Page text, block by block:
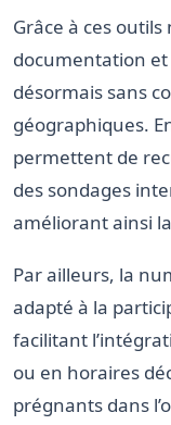
Grâce à ces outils
documentation et
désormais sans
géographiques.
permettent de
des sondages
améliorant ainsi
Par ailleurs, la
adapté à la
facilitant
ou en horaires
prégnants dans